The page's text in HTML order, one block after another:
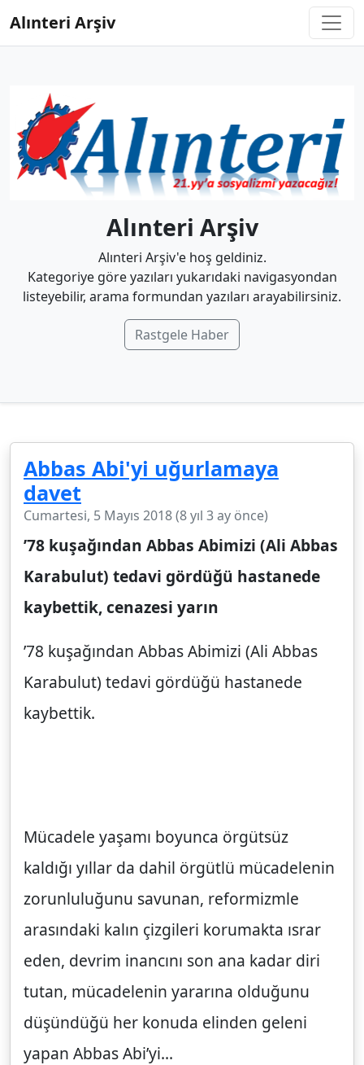
Alınteri Arşiv
Alınteri Arşiv
Alınteri Arşiv'e hoş geldiniz.
Kategoriye göre yazıları yukarıdaki navigasyondan
listeyebilir, arama formundan yazıları arayabilirsiniz.
Rastgele Haber
Abbas Abi'yi uğurlamaya
davet
Cumartesi, 5 Mayıs 2018 (8 yıl 3 ay önce)
’78 kuşağından Abbas Abimizi (Ali Abbas
Karabulut) tedavi gördüğü hastanede
kaybettik, cenazesi yarın
’78 kuşağından Abbas Abimizi (Ali Abbas
Karabulut) tedavi gördüğü hastanede
kaybettik.
Mücadele yaşamı boyunca örgütsüz
kaldığı yıllar da dahil örgütlü mücadelenin
zorunluluğunu savunan, reformizmle
arasındaki kalın çizgileri korumakta ısrar
eden, devrim inancını son ana kadar diri
tutan, mücadelenin yararına olduğunu
düşündüğü her konuda elinden geleni
yapan Abbas Abi’yi...